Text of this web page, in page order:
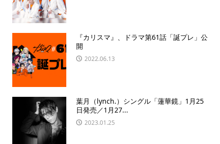
『カリスマ』、ドラマ第61話「誕プレ」公
開
2022.06.13
葉月（lynch.）シングル「蓮華鏡」1月25
日発売／1月27...
2023.01.25